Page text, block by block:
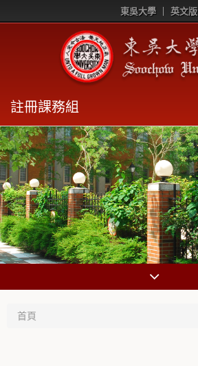
東吳大學 英文版
註冊課務組
首頁